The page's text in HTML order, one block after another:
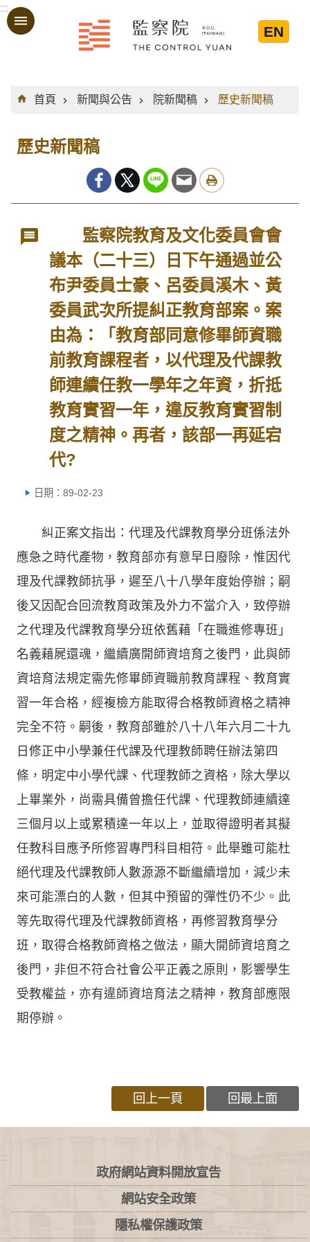
跳到主要內容區塊
:::
EN
:::
首頁
新聞與公告 院新聞稿 歷史新聞稿
歷史新聞稿
監察院教育及文化委員會會
議本（二十三）日下午通過並公
布尹委員士豪、呂委員溪木、黃
委員武次所提糾正教育部案。案
由為：「教育部同意修畢師資職
前教育課程者，以代理及代課教
師連續任教一學年之年資，折抵
教育實習一年，違反教育實習制
度之精神。再者，該部一再延宕
代?
日期：89-02-23
糾正案文指出：代理及代課教育學分班係法外
應急之時代產物，教育部亦有意早日廢除，惟因代
理及代課教師抗爭，遲至八十八學年度始停辦；嗣
後又因配合回流教育政策及外力不當介入，致停辦
之代理及代課教育學分班依舊藉「在職進修專班」
名義藉屍還魂，繼續廣開師資培育之後門，此與師
資培育法規定需先修畢師資職前教育課程、教育實
習一年合格，經複檢方能取得合格教師資格之精神
完全不符。嗣後，教育部雖於八十八年六月二十九
日修正中小學兼任代課及代理教師聘任辦法第四
條，明定中小學代課、代理教師之資格，除大學以
上畢業外，尚需具備曾擔任代課、代理教師連續達
三個月以上或累積達一年以上，並取得證明者其擬
任教科目應予所修習專門科目相符。此舉雖可能杜
絕代理及代課教師人數源源不斷繼續增加，減少未
來可能漂白的人數，但其中預留的彈性仍不少。此
等先取得代理及代課教師資格，再修習教育學分
班，取得合格教師資格之做法，顯大開師資培育之
後門，非但不符合社會公平正義之原則，影響學生
受教權益，亦有違師資培育法之精神，教育部應限
期停辦。
回上一頁 回最上面
:::
政府網站資料開放宣告
網站安全政策
隱私權保護政策